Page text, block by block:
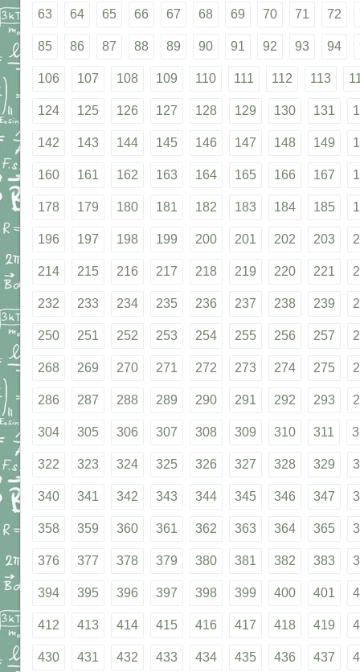
63 64 65 66 67 68 69 70 71 72
85 86 87 88 89 90 91 92 93 94
106 107 108 109 110 111 112 113
124 125 126 127 128 129 130 131
142 143 144 145 146 147 148 149
160 161 162 163 164 165 166 167
178 179 180 181 182 183 184 185
196 197 198 199 200 201 202 203
214 215 216 217 218 219 220 221
232 233 234 235 236 237 238 239
250 251 252 253 254 255 256 257
268 269 270 271 272 273 274 275
286 287 288 289 290 291 292 293
304 305 306 307 308 309 310 311
322 323 324 325 326 327 328 329
340 341 342 343 344 345 346 347
358 359 360 361 362 363 364 365
376 377 378 379 380 381 382 383
394 395 396 397 398 399 400 401
412 413 414 415 416 417 418 419
430 431 432 433 434 435 436 437